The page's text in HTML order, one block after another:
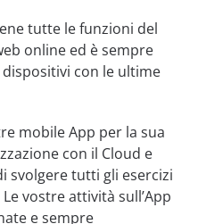
tutte le funzioni del
online ed è sempre
con le ultime
mobile App per la sua
con il Cloud e
svolgere tutti gli esercizi
vostre attività sull’App
e sempre